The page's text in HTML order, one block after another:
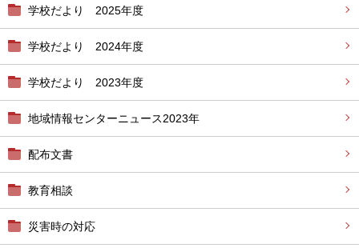
学校だより 2025年度
学校だより 2024年度
学校だより 2023年度
地域情報センターニュース2023年
配布文書
教育相談
災害時の対応